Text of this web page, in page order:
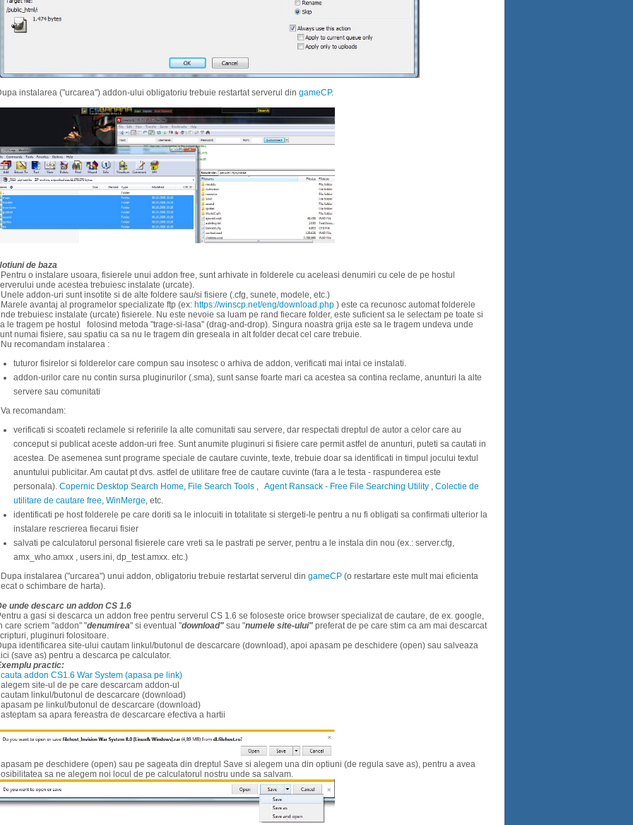
instalarea ("urcarea") addon-ului obligatoriu trebuie restartat serverul din gameCP.
de baza
o instalare usoara, fisierele unui addon free, sunt arhivate in folderele cu aceleasi denumiri cu cele de pe hostul
unde acestea trebuiesc instalate (urcate).
addon-uri sunt insotite si de alte foldere sau/si fisiere (.cfg, sunete, modele, etc.)
avantaj al programelor specializate ftp (ex: https://winscp.net/eng/download.php ) este ca recunosc automat folderele
trebuiesc instalate (urcate) fisierele. Nu este nevoie sa luam pe rand fiecare folder, este suficient sa le selectam pe toate si
le tragem pe hostul folosind metoda "trage-si-lasa" (drag-and-drop). Singura noastra grija este sa le tragem undeva unde
numai fisiere, sau spatiu ca sa nu le tragem din greseala in alt folder decat cel care trebuie.
recomandam instalarea :
tuturor fisirelor si folderelor care compun sau insotesc o arhiva de addon, verificati mai intai ce instalati.
addon-urilor care nu contin sursa pluginurilor (.sma), sunt sanse foarte mari ca acestea sa contina reclame, anunturi la alte
servere sau comunitati
recomandam:
verificati si scoateti reclamele si referirile la alte comunitati sau servere, dar respectati dreptul de autor a celor care au
conceput si publicat aceste addon-uri free. Sunt anumite pluginuri si fisiere care permit astfel de anunturi, puteti sa cautati in
acestea. De asemenea sunt programe speciale de cautare cuvinte, texte, trebuie doar sa identificati in timpul jocului textul
anuntului publicitar. Am cautat pt dvs. astfel de utilitare free de cautare cuvinte (fara a le testa - raspunderea este
personala). Copernic Desktop Search Home File Search Tools Agent Ransack - Free File Searching Utility
Colectie de
utilitare de cautare free WinMerge , etc.
identificati pe host folderele pe care doriti sa le inlocuiti in totalitate si stergeti-le pentru a nu fi obligati sa confirmati ulterior la
instalare rescrierea fiecarui fisier
salvati pe calculatorul personal fisierele care vreti sa le pastrati pe server, pentru a le instala din nou (ex.: server.cfg,
amx_who.amxx , users.ini, dp_test.amxx. etc.)
instalarea ("urcarea") unui addon, obligatoriu trebuie restartat serverul din gameCP (o restartare este mult mai eficienta
o schimbare de harta).
unde descarc un addon CS 1.6
a gasi si descarca un addon free pentru serverul CS 1.6 se foloseste orice browser specializat de cautare, de ex. google,
care scriem "addon" "denumirea" si eventual "download" sau "numele site-ului" preferat de pe care stim ca am mai descarcat
pluginuri folositoare.
identificarea site-ului cautam linkul/butonul de descarcare (download), apoi apasam pe deschidere (open) sau salveaza
(save as) pentru a descarca pe calculator.
practic:
cauta addon CS1.6 War System (apasa pe link)
site-ul de pe care descarcam addon-ul
linkul/butonul de descarcare (download)
pe linkul/butonul de descarcare (download)
sa apara fereastra de descarcare efectiva a hartii
pe deschidere (open) sau pe sageata din dreptul Save si alegem una din optiuni (de regula save as), pentru a avea
sa ne alegem noi locul de pe calculatorul nostru unde sa salvam.